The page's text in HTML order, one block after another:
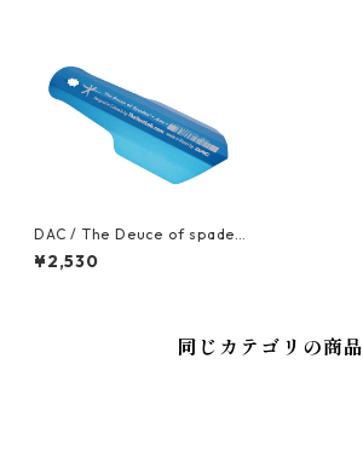
DAC / The Deuce of spades
（スコップ）
¥2,530
同じカテゴリの商品